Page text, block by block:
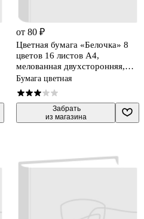
от 80 ₽
Цветная бумага «Белочка» 8
цветов 16 листов А4,
мелованная двухсторонняя,
Лилия Холдинг
Бумага цветная
Забрать
из магазина